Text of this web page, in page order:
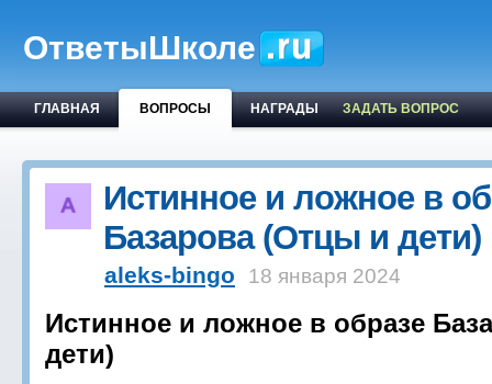
ОтветыШколе
ГЛАВНАЯ ВОПРОСЫ НАГРАДЫ ЗАДАТЬ ВОПРОС
Истинное и ложное в
Базарова (Отцы и дети)
aleks-bingo 18 января 2024
Истинное и ложное в образе
дети)